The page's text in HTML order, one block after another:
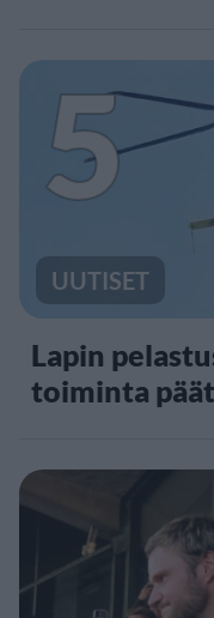
5
UUTISET
Lapin
toiminta